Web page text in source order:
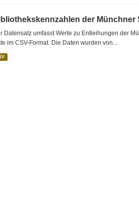
der
Datensatz umfasst Werte zu Entleihungen der
im CSV-Format. Die Daten wurden von...